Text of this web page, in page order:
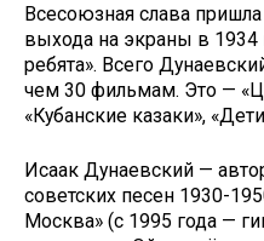
Всесоюзная слава
выхода на экраны в 1934
ребята». Всего
чем 30 фильмам. Это —
«Кубанские казаки»,
Исаак Дунаевский —
советских песен 1930-
Москва» (с 1995 года —